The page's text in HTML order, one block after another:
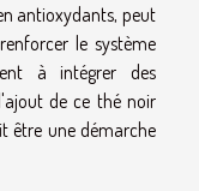
antioxydants, peut
le système
à intégrer des
de ce thé noir
être une démarche